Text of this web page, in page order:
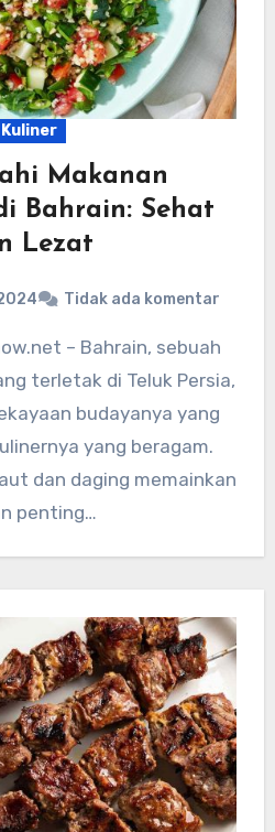
Kuliner
Makanan
Bahrain: Sehat
Lezat
Tidak ada komentar
terletak di Teluk Persia,
budayanya yang
yang beragam.
dan daging memainkan
penting…